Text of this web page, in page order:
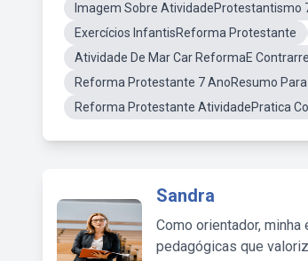
Imagem Sobre AtividadeProtestantismo
Exercícios InfantisReforma Protestante
Atividade De Mar Car ReformaE
Reforma Protestante 7 AnoResumo
Reforma Protestante AtividadePratica
Sandra
Como orientador,
pedagógicas que